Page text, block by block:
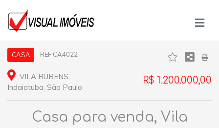
CASA REF CA4022
VILA RUBENS,
Indaiatuba, São Paulo
R$ 1.200.000,00
Casa para venda, Vila